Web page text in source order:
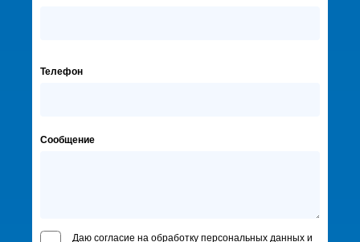
Телефон
Сообщение
Даю согласие на обработку персональных данных и